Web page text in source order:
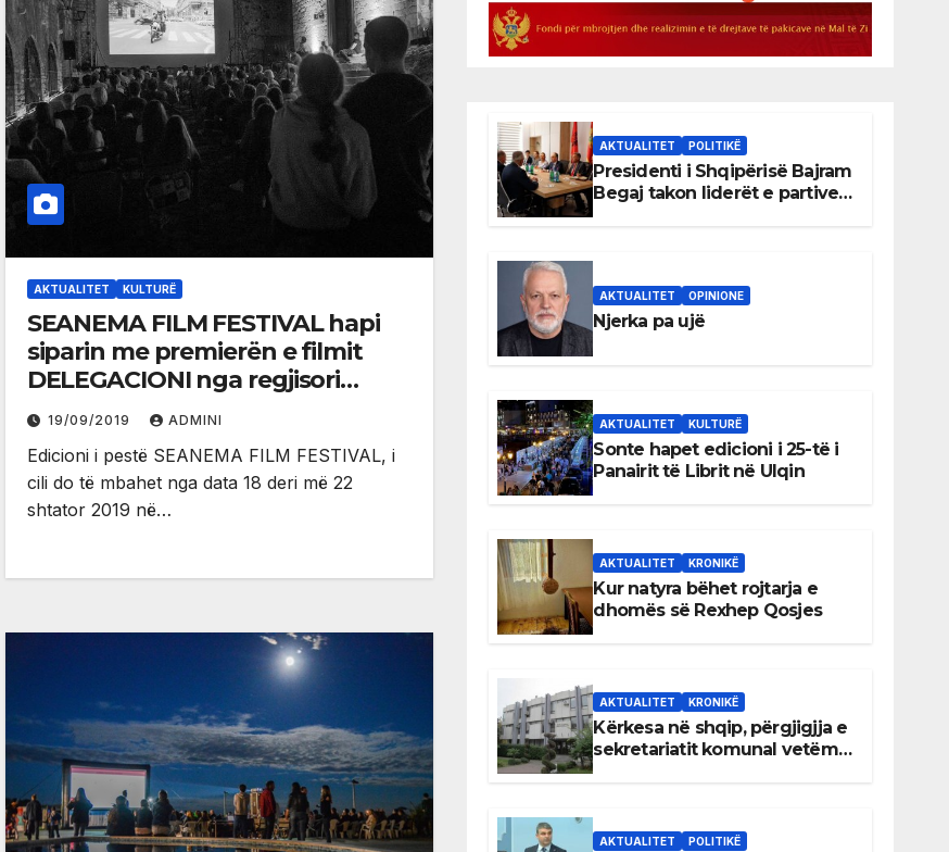
AKTUALITET KULTURË
SEANEMA FILM FESTIVAL hapi
siparin me premierën e filmit
DELEGACIONI nga regjisori
shqiptar Bujar Alimani
19/09/2019 ADMINI
Edicioni i pestë SEANEMA FILM FESTIVAL, i
cili do të mbahet nga data 18 deri më 22
shtator 2019 në…
AKTUALITET POLITIKË
Presidenti i Shqipërisë Bajram
Begaj takon liderët e partive
AKTUALITET OPINIONE
Njerka pa ujë
AKTUALITET KULTURË
Sonte hapet edicioni i 25-të i
Panairit të Librit në Ulqin
AKTUALITET KRONIKË
Kur natyra bëhet rojtarja e
dhomës së Rexhep Qosjes
AKTUALITET KRONIKË
Kërkesa në shqip, përgjigjja e
sekretariatit komunal vetëm
AKTUALITET POLITIKË